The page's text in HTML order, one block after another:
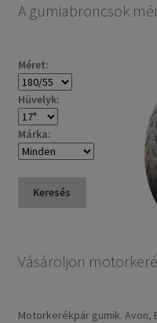
A gumiabroncsok
Méret:
Hüvelyk:
Márka:
Keresés
Vásároljon
Motorkerékpár gumik. Avon,